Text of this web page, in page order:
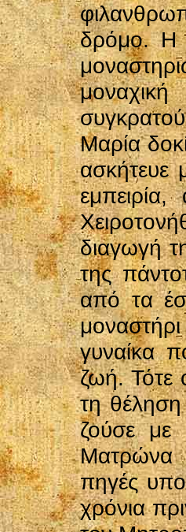
δρόμο. Η
Μαρία
ασκήτευε
διαγωγή
της
από τα
γυναίκα
ζωή. Τότε
τη
ζούσε με
Ματρώνα
πηγές
χρόνια